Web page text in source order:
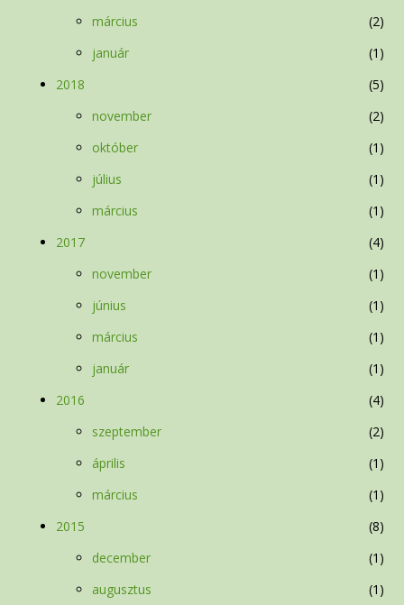
március
2
január
1
2018
5
november
2
október
1
július
1
március
1
2017
4
november
1
június
1
március
1
január
1
2016
4
szeptember
2
április
1
március
1
2015
8
december
1
augusztus
1